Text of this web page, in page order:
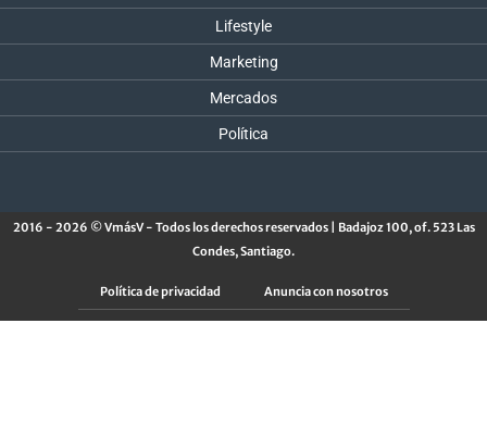
Lifestyle
Marketing
Mercados
Política
2016 - 2026 © VmásV - Todos los derechos reservados | Badajoz 100, of. 523 Las
Condes, Santiago.
Política de privacidad Anuncia con nosotros